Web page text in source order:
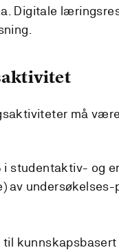
Digitale
må
studentaktiv- og
av